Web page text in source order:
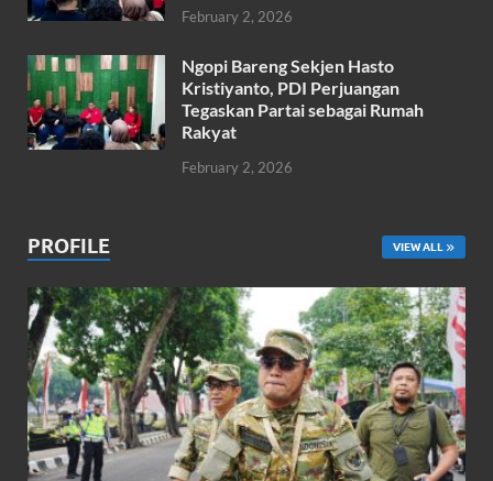
February 2, 2026
Ngopi Bareng Sekjen Hasto
Kristiyanto, PDI Perjuangan
Tegaskan Partai sebagai Rumah
Rakyat
February 2, 2026
PROFILE VIEW ALL